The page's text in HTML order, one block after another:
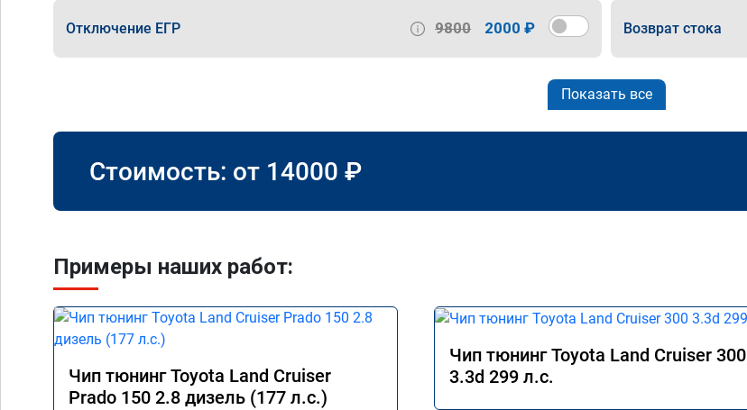
Отключение ЕГР 9800 2000 ₽ Возврат стока
Показать все
Стоимость: от 14000 ₽
Примеры наших работ:
Чип тюнинг Toyota Land Cruiser
Prado 150 2.8 дизель (177 л.с.)
Чип тюнинг Toyota Land Cruiser 300
3.3d 299 л.с.